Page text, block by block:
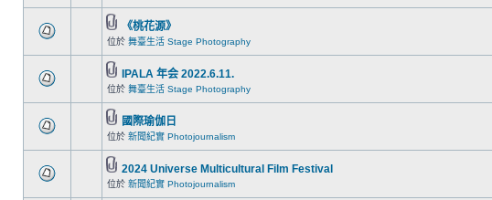
《桃花源》
位於 舞臺生活 Stage Photography
IPALA 年会 2022.6.11.
位於 舞臺生活 Stage Photography
國際瑜伽日
位於 新聞紀實 Photojournalism
2024 Universe Multicultural Film Festival
位於 新聞紀實 Photojournalism